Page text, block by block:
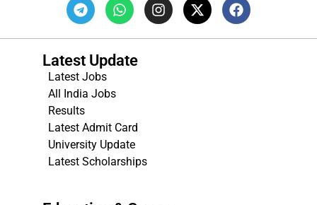
Latest Update
Latest Jobs
All India Jobs
Results
Latest Admit Card
University Update
Latest Scholarships